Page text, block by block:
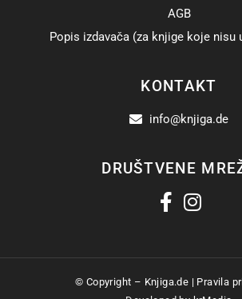
AGB
Popis izdavača (za knjige koje nisu
KONTAKT
info@knjiga.de
DRUŠTVENE
© Copyright – Knjiga.de | Pravila